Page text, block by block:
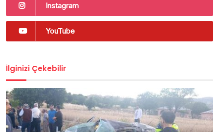
Instagram
YouTube
İlginizi Çekebilir